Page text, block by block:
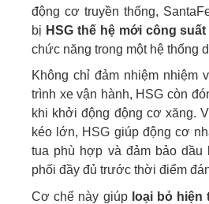
động cơ truyền thống,
bị HSG thế hệ mới công suất
chức năng trong một hệ thống
Không chỉ đảm nhiệm nhiệm
trình xe vận hành, HSG còn
khi khởi động động cơ xăng.
kéo lớn, HSG giúp động cơ
tua phù hợp và đảm bảo
phối đầy đủ trước thời điểm
Cơ chế này giúp loại bỏ